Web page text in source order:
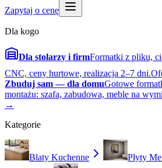
Zapytaj o cenę
Dla kogo
Dla stolarzy i firmFormatki z pliku,
CNC, ceny hurtowe, realizacja 2–7 dni.
Zbuduj sam — dla domuGotowe
montażu: szafa, zabudowa, meble na
→
Kategorie
Blaty Kuchenne Płyty